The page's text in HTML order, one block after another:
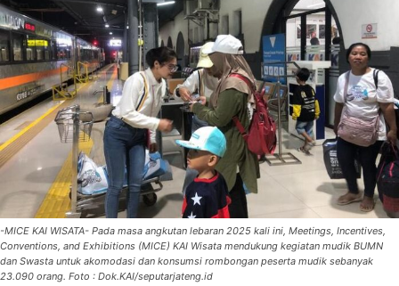
-MICE KAI WISATA- Pada masa angkutan lebaran 2025 kali ini, Meetings, Incentives,
Conventions, and Exhibitions (MICE) KAI Wisata mendukung kegiatan mudik BUMN
dan Swasta untuk akomodasi dan konsumsi rombongan peserta mudik sebanyak
23.090 orang. Foto : Dok.KAI/seputarjateng.id